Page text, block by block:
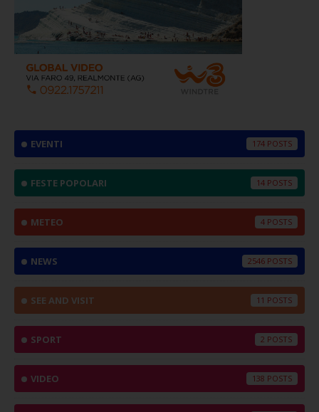
EVENTI 174
FESTE POPOLARI 14
METEO 4
NEWS 2546
SEE AND VISIT 11
SPORT 2
VIDEO 138